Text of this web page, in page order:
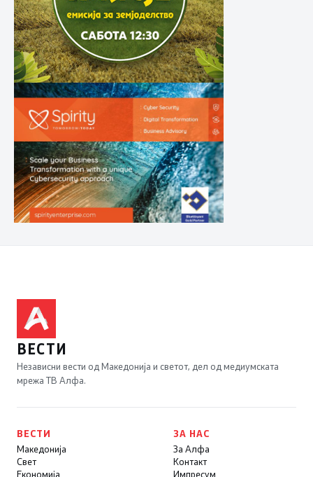
ВЕСТИ
Независни вести од Македонија и светот, дел од медиумската
мрежа ТВ Алфа.
ВЕСТИ
Македонија
Свет
Економија
ЗА НАС
За Алфа
Контакт
Импресум